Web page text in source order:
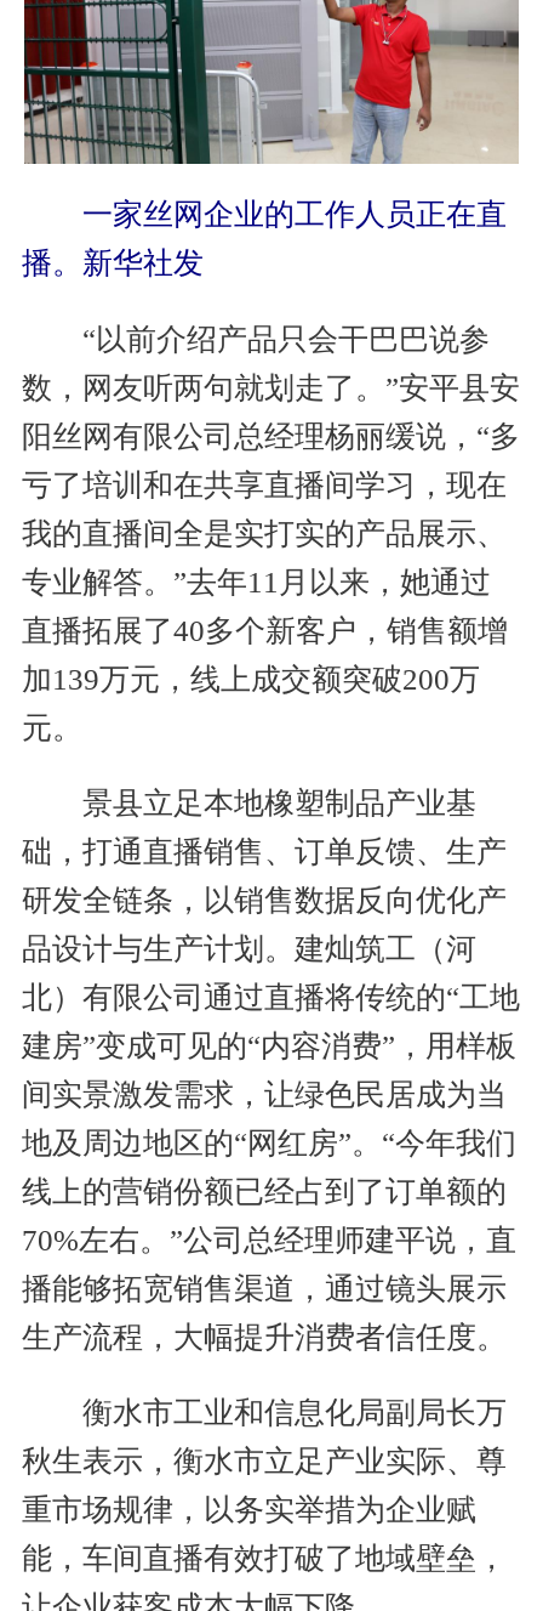
一家丝网企业的工作人员正在直
播。新华社发
“以前介绍产品只会干巴巴说参
数，网友听两句就划走了。”安平县安
阳丝网有限公司总经理杨丽缓说，“多
亏了培训和在共享直播间学习，现在
我的直播间全是实打实的产品展示、
专业解答。”去年11月以来，她通过
直播拓展了40多个新客户，销售额增
加139万元，线上成交额突破200万
元。
景县立足本地橡塑制品产业基
础，打通直播销售、订单反馈、生产
研发全链条，以销售数据反向优化产
品设计与生产计划。建灿筑工（河
北）有限公司通过直播将传统的“工地
建房”变成可见的“内容消费”，用样板
间实景激发需求，让绿色民居成为当
地及周边地区的“网红房”。“今年我们
线上的营销份额已经占到了订单额的
70%左右。”公司总经理师建平说，直
播能够拓宽销售渠道，通过镜头展示
生产流程，大幅提升消费者信任度。
衡水市工业和信息化局副局长万
秋生表示，衡水市立足产业实际、尊
重市场规律，以务实举措为企业赋
能，车间直播有效打破了地域壁垒，